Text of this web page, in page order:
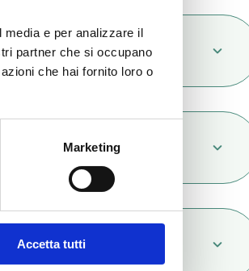
e per analizzare il
partner che si occupano
che hai fornito loro o
Marketing
Accetta tutti